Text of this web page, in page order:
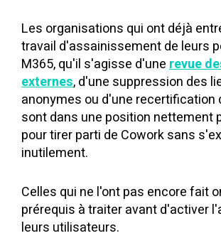
Les organisations qui ont déjà
travail d'assainissement de leurs
M365, qu'il s'agisse d'unerevue
externes, d'une suppression des
anonymes ou d'une recertification
sont dans une position nettement
pour tirer parti de Cowork sans
inutilement.
Celles qui ne l'ont pas encore fait
prérequis à traiter avant d'activer
leurs utilisateurs.